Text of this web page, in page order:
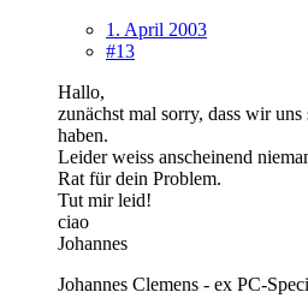
1. April 2003
#13
Hallo,
zunächst mal sorry, dass wir
haben.
Leider weiss anscheinend
Rat für dein Problem.
Tut mir leid!
ciao
Johannes
Johannes Clemens - ex PC-